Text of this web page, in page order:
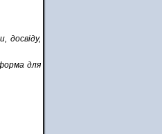
досвіду,
для